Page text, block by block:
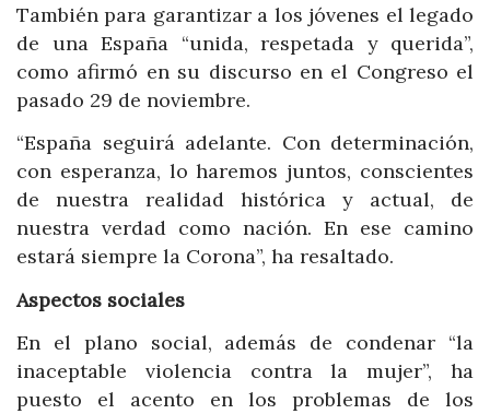
También para garantizar a los jóvenes el legado
de una España “unida, respetada y querida”,
como afirmó en su discurso en el Congreso el
pasado 29 de noviembre.
“España seguirá adelante. Con determinación,
con esperanza, lo haremos juntos, conscientes
de nuestra realidad histórica y actual, de
nuestra verdad como nación. En ese camino
estará siempre la Corona”, ha resaltado.
Aspectos sociales
En el plano social, además de condenar “la
inaceptable violencia contra la mujer”, ha
puesto el acento en los problemas de los